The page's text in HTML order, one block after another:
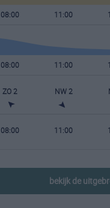
08:00 11:00
08:00 11:00
ZO 2 NW 2
08:00 11:00
bekijk de